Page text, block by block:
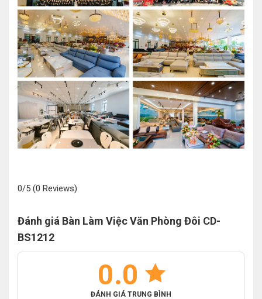
0/5 (0 Reviews)
Đánh giá Bàn Làm Việc Văn Phòng Đôi CD-
BS1212
0.0
ĐÁNH GIÁ TRUNG BÌNH